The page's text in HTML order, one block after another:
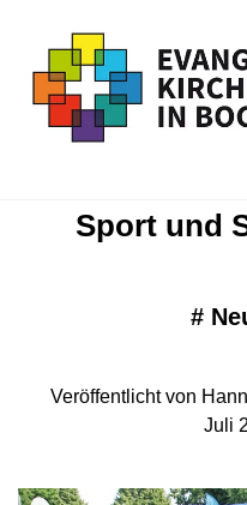
Sport und
#
Veröffentlicht von
Juli